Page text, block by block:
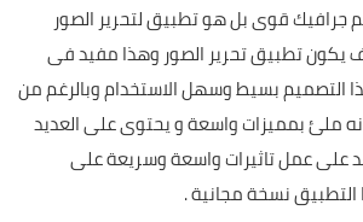
قوى بل هو تطبيق لتحرير الصور
يكون تطبيق تحرير الصور وهذا مفيد فى
التصميم بسيط وسهل الاستخدام وبالرغم من
ملئ بمميزات واسعة و يحتوى على العديد
على عمل تاثيرات واسعة وسريعة على
نسخة مجانية .